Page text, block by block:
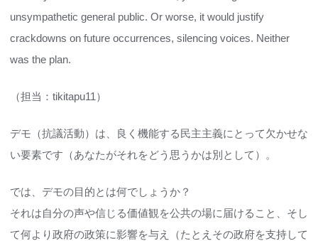
unsympathetic general public. Or worse, it would justify
crackdowns on future occurrences, silencing voices. Neither
was the plan.
（担当：tikitapu11）
デモ（抗議活動）は、良く機能する民主主義にとって欠かせな
い要素です（あなたがそれをどう思うかは別として）。
では、デモの目的とは何でしょうか？
それは自分の声や信じる価値観を公共の場に届けること、そし
て何より政府の政策に影響を与え（たとえその政府を支持して